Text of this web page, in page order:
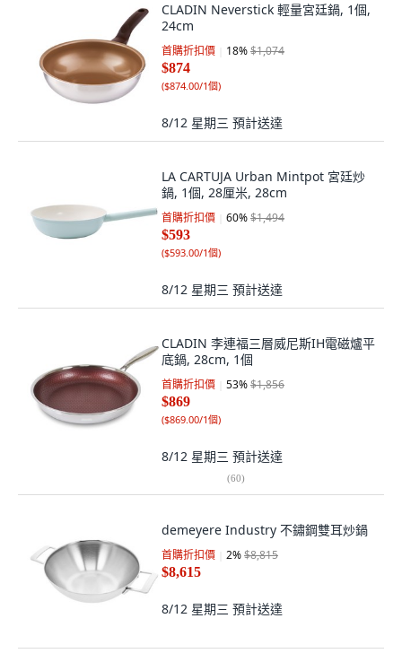
CLADIN Neverstick 輕量宮廷鍋, 1個,
24cm
首購折扣價 18%$1,074
$874
($874.00/1個)
8/12 星期三 預計送達
LA CARTUJA Urban Mintpot 宮廷炒
鍋, 1個, 28厘米, 28cm
首購折扣價 60%$1,494
$593
($593.00/1個)
8/12 星期三 預計送達
CLADIN 李連福三層威尼斯IH電磁爐平
底鍋, 28cm, 1個
首購折扣價 53%$1,856
$869
($869.00/1個)
8/12 星期三 預計送達
(60)
demeyere Industry 不鏽鋼雙耳炒鍋
首購折扣價 2%$8,815
$8,615
8/12 星期三 預計送達